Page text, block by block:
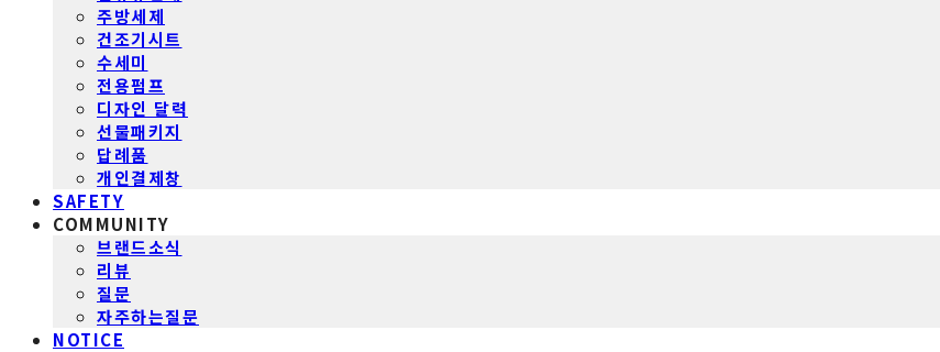
주방세제
건조기시트
수세미
전용펌프
디자인 달력
선물패키지
답례품
개인결제창
SAFETY
COMMUNITY
브랜드소식
리뷰
질문
자주하는질문
NOTICE